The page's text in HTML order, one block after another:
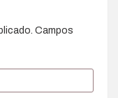
Campos